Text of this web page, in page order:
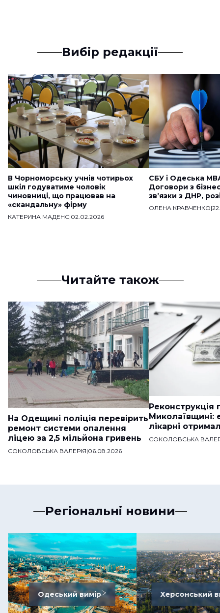
Вибір редакції
В Чорноморську учнів чотирьох
шкіл годуватиме чоловік
чиновниці, що працював на
«скандальну» фірму
КАТЕРИНА МАДЕНС|02.02.2026
СБУ і Одеська
Договори з
звʼязки з ДНР,
ОЛЕНА КРАВЧЕНКО|
Читайте також
На Одещині поліція перевірить
ремонт системи опалення
ліцею за 2,5 мільйона гривень
СОКОЛОВСЬКА ВАЛЕРІЯ|06.08.2026
Реконструкція
Миколаївщині:
лікарні
СОКОЛОВСЬКА
Регіональні новини
Одеський вимір Херсонський